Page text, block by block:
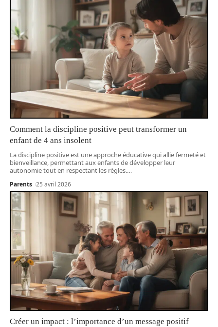
Comment la discipline positive peut transformer un
enfant de 4 ans insolent
La discipline positive est une approche éducative qui allie fermeté et
bienveillance, permettant aux enfants de développer leur
autonomie tout en respectant les règles.…
Parents 25 avril 2026
Créer un impact : l’importance d’un message positif